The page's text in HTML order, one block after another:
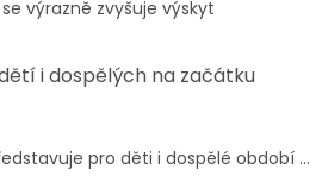
výrazně zvyšuje výskyt
i dospělých na začátku
pro děti i dospělé období ...